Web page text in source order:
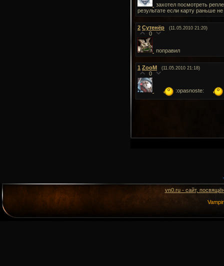
захотел посмотреть
результате если карту раньше
2 Сутенёр (11.05.2010 21:20)
0
поправил
1 ZooM (11.05.2010 21:18)
0
:opasnoste:
vn0.ru - сайт,